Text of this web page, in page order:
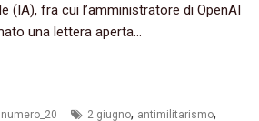
(IA), fra cui l’amministratore di OpenAI
una lettera aperta…
numero_20 2 giugno, antimilitarismo,